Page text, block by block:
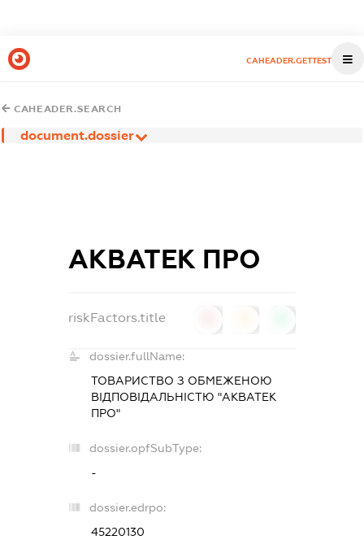
CAHEADER.GETTEST
CAHEADER.SEARCH
document.dossier
АКВАТЕК ПРО
riskFactors.title
dossier.fullName:
ТОВАРИСТВО З ОБМЕЖЕНОЮ
ВІДПОВІДАЛЬНІСТЮ "АКВАТЕК
ПРО"
dossier.opfSubType:
-
dossier.edrpo:
45220130